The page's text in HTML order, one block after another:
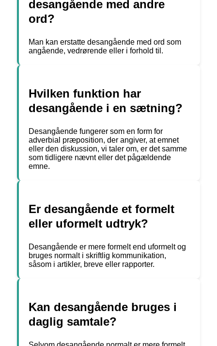
desangående med andre
ord?
Man kan erstatte desangående med ord som
angående, vedrørende eller i forhold til.
Hvilken funktion har
desangående i en sætning?
Desangående fungerer som en form for
adverbial præposition, der angiver, at emnet
eller den diskussion, vi taler om, er det samme
som tidligere nævnt eller det pågældende
emne.
Er desangående et formelt
eller uformelt udtryk?
Desangående er mere formelt end uformelt og
bruges normalt i skriftlig kommunikation,
såsom i artikler, breve eller rapporter.
Kan desangående bruges i
daglig samtale?